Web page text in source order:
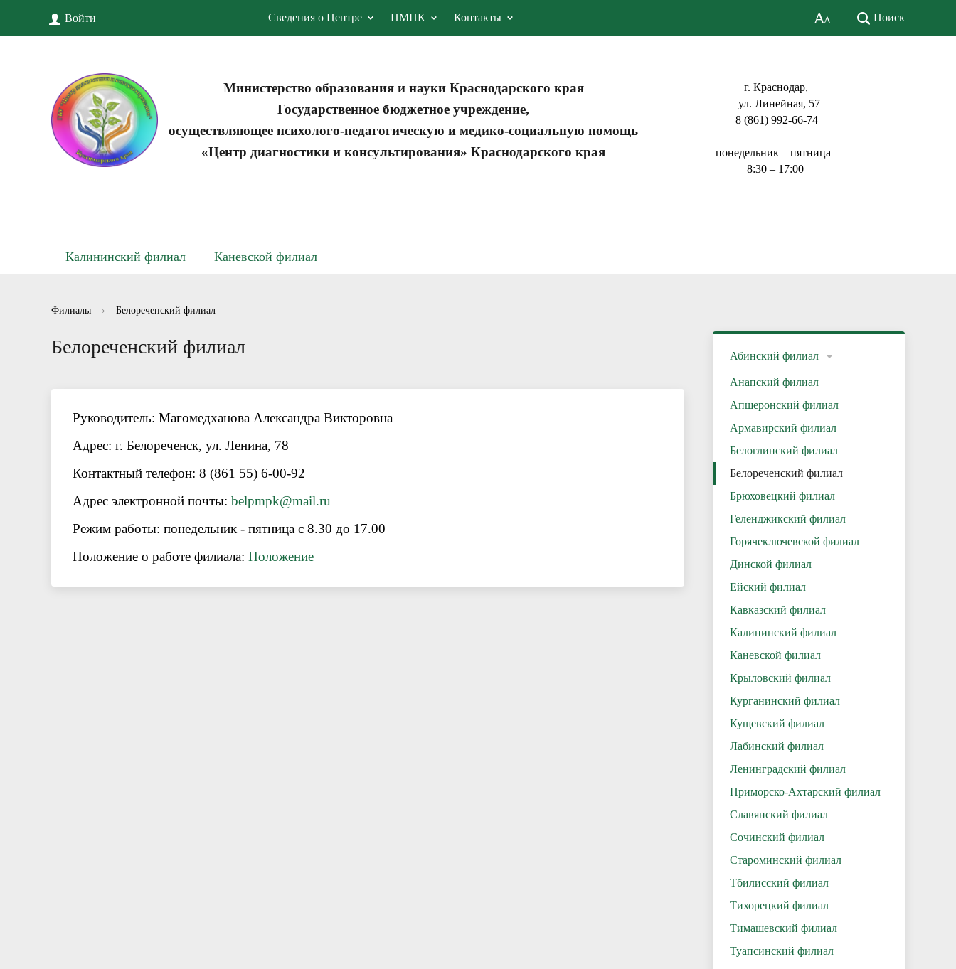
Войти Сведения о Центре ПМПК Контакты Поиск
Министерство образования и науки Краснодарского края
Государственное бюджетное учреждение,
осуществляющее психолого-педагогическую и медико-социальную помощь
«Центр диагностики и консультирования» Краснодарского края
г. Краснодар,
ул. Линейная, 57
8 (861) 992-66-74
понедельник – пятница
8:30 – 17:00
Калининский филиал Каневской филиал
Филиалы › Белореченский филиал
Белореченский филиал
Руководитель: Магомедханова Александра Викторовна
Адрес: г. Белореченск, ул. Ленина, 78
Контактный телефон: 8 (861 55) 6-00-92
Адрес электронной почты: belpmpk@mail.ru
Режим работы: понедельник - пятница с 8.30 до 17.00
Положение о работе филиала: Положение
Абинский филиал
Анапский филиал
Апшеронский филиал
Армавирский филиал
Белоглинский филиал
Белореченский филиал
Брюховецкий филиал
Геленджикский филиал
Горячеключевской филиал
Динской филиал
Ейский филиал
Кавказский филиал
Калининский филиал
Каневской филиал
Крыловский филиал
Курганинский филиал
Кущевский филиал
Лабинский филиал
Ленинградский филиал
Приморско-Ахтарский филиал
Славянский филиал
Сочинский филиал
Староминский филиал
Тбилисский филиал
Тихорецкий филиал
Тимашевский филиал
Туапсинский филиал